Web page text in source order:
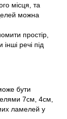
місця, та
можна
простір,
речі під
бути
7см, 4см,
ламелей у